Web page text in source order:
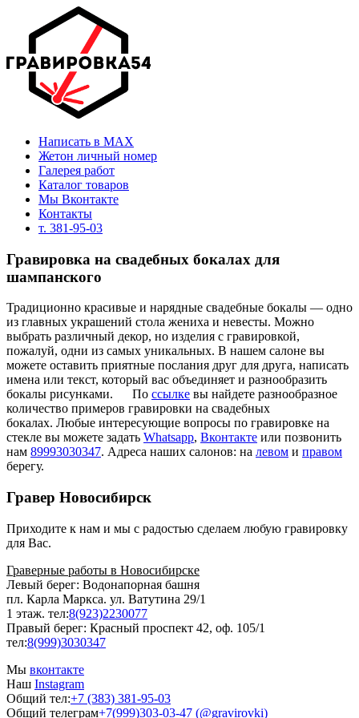
Написать в MAX
Жетон личный номер
Галерея работ
Каталог товаров
Мы Вконтакте
Контакты
т. 381-95-03
Гравировка на свадебных бокалах для
шампанского
Традиционно красивые и нарядные свадебные бокалы — одно
из главных украшений стола жениха и невесты. Можно
выбрать различный декор, но изделия с гравировкой,
пожалуй, одни из самых уникальных. В нашем салоне вы
можете оставить приятные послания друг для друга, написать
имена или текст, который вас объединяет и разнообразить
бокалы рисунками.
По ссылке вы найдете разнообразное
количество примеров гравировки на свадебных
бокалах. Любые интересующие вопросы по гравировке на
стекле вы можете задать Whatsapp, Вконтакте или позвонить
нам 89993030347. Адреса наших салонов: на левом и правом
берегу.
Гравер Новосибирск
Приходите к нам и мы с радостью сделаем любую гравировку
для Вас.
Граверные работы в Новосибирске
Левый берег: Водонапорная башня
пл. Карла Маркса. ул. Ватутина 29/1
1 этаж. тел:8(923)2230077
Правый берег: Красный проспект 42, оф. 105/1
тел:8(999)3030347
Мы вконтакте
Наш Instagram
Общий тел:+7 (383) 381-95-03
Общий телеграм+7(999)303-03-47 (@gravirovki)